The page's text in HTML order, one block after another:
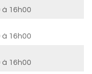
à 16h00
à 16h00
à 16h00